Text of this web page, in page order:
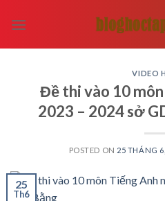
VIDEO
Đề thi vào 10
2023 – 2024 sở
POSTED ON 25 THÁNG
25
Th6